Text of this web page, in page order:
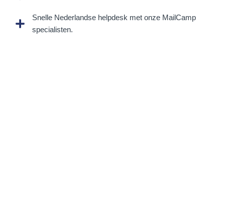
Snelle Nederlandse helpdesk met onze MailCamp
specialisten.